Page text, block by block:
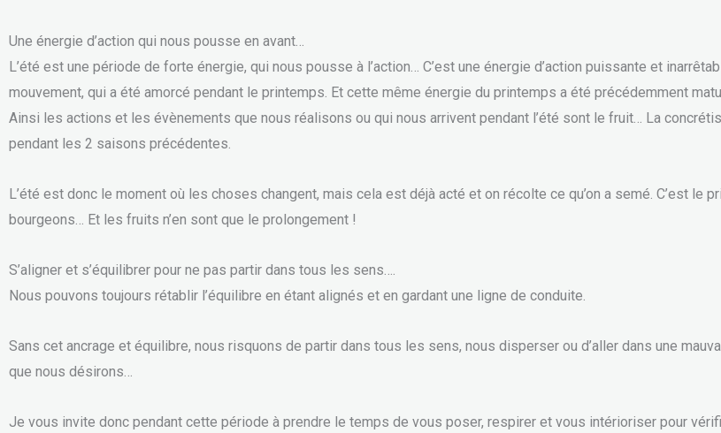
Une énergie d’action qui nous pousse en avant…
L’été est une période de forte énergie, qui nous pousse à l’action… C’est une énergie d’action puissante et
mouvement, qui a été amorcé pendant le printemps. Et cette même énergie du printemps a été précédemment
Ainsi les actions et les évènements que nous réalisons ou qui nous arrivent pendant l’été sont le fruit… La
pendant les 2 saisons précédentes.
L’été est donc le moment où les choses changent, mais cela est déjà acté et on récolte ce qu’on a semé. C’est le
bourgeons… Et les fruits n’en sont que le prolongement !
S’aligner et s’équilibrer pour ne pas partir dans tous les sens….
Nous pouvons toujours rétablir l’équilibre en étant alignés et en gardant une ligne de conduite.
Sans cet ancrage et équilibre, nous risquons de partir dans tous les sens, nous disperser ou d’aller dans une
que nous désirons…
Je vous invite donc pendant cette période à prendre le temps de vous poser, respirer et vous intérioriser pour